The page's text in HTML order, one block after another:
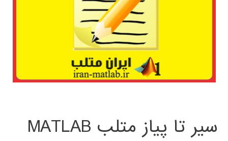
سیر تا پیاز متلب MATLAB